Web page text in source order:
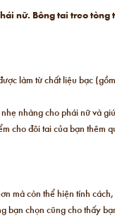
Bông tai treo tòng
làm từ chất liệu bạc
nhàng cho phái nữ và
cho đôi tai của bạn thêm
mà còn thể hiện tính
bạn chọn cũng cho thấy